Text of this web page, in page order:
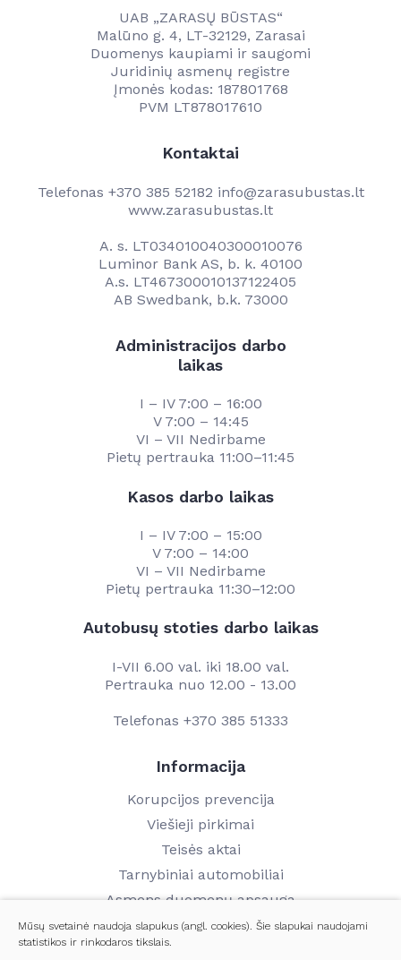
UAB „ZARASŲ BŪSTAS“
Malūno g. 4, LT-32129, Zarasai
Duomenys kaupiami ir saugomi
Juridinių asmenų registre
Įmonės kodas: 187801768
PVM LT878017610
Kontaktai
Telefonas +370 385 52182 info@zarasubustas.lt
www.zarasubustas.lt
A. s. LT034010040300010076
Luminor Bank AS, b. k. 40100
A.s. LT467300010137122405
AB Swedbank, b.k. 73000
Administracijos darbo
laikas
I – IV 7:00 – 16:00
V 7:00 – 14:45
VI – VII Nedirbame
Pietų pertrauka 11:00–11:45
Kasos darbo laikas
I – IV 7:00 – 15:00
V 7:00 – 14:00
VI – VII Nedirbame
Pietų pertrauka 11:30–12:00
Autobusų stoties darbo laikas
I-VII 6.00 val. iki 18.00 val.
Pertrauka nuo 12.00 - 13.00
Telefonas +370 385 51333
Informacija
Korupcijos prevencija
Viešieji pirkimai
Teisės aktai
Tarnybiniai automobiliai
Asmens duomenų apsauga
Finansinių ataskaitų rinkiniai
Darbo užmokestis
Mūsų svetainė naudoja slapukus (angl. cookies). Šie slapukai naudojami
statistikos ir rinkodaros tikslais.